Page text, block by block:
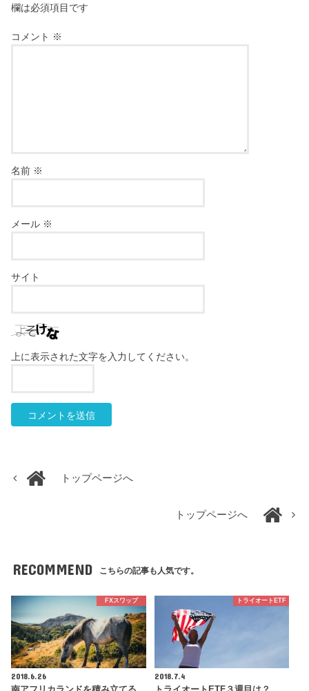
欄は必須項目です
コメント ※
名前 ※
メール ※
サイト
上に表示された文字を入力してください。
トップページへ
トップページへ
RECOMMEND こちらの記事も人気です。
FXスワップ
2018.6.26
トライオートETF
2018.7.4